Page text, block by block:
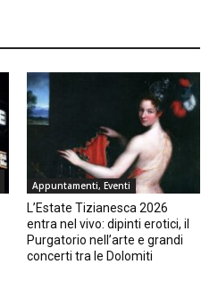
Appuntamenti, Eventi
L’Estate Tizianesca 2026
entra nel vivo: dipinti erotici, il
Purgatorio nell’arte e grandi
concerti tra le Dolomiti